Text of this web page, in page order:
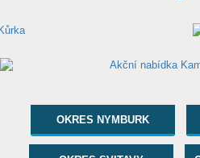
OKRES NYMBURK